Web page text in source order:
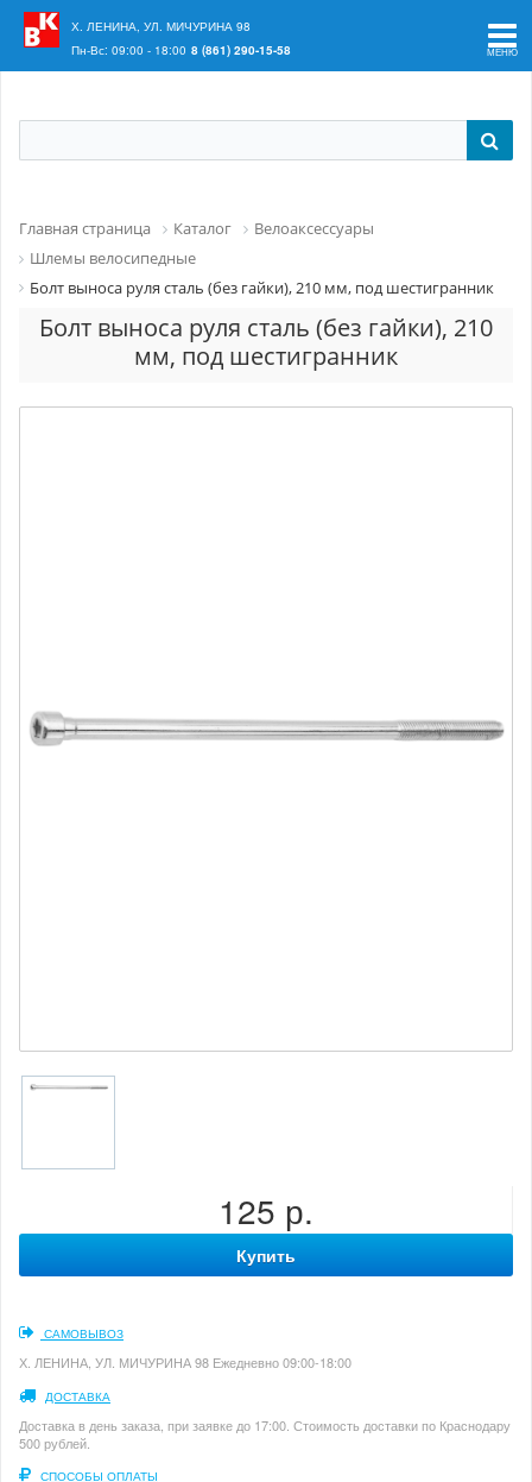
Ваш регион:
Х. ЛЕНИНА, УЛ. МИЧУРИНА 98
Пн-Вс: 09:00 - 18:00 8 (861) 290-15-58
Главная страница Каталог
Велоаксессуары
Шлемы велосипедные
Болт выноса руля сталь (без гайки), 210 мм, под шестигранник
Болт выноса руля сталь (без гайки), 210
мм, под шестигранник
125 р.
Купить
САМОВЫВОЗ
Х. ЛЕНИНА, УЛ. МИЧУРИНА 98 Ежедневно 09:00-18:00
ДОСТАВКА
Доставка в день заказа, при заявке до 17:00. Стоимость доставки по Краснодару
500 рублей.
СПОСОБЫ ОПЛАТЫ